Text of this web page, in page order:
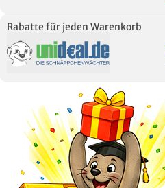
Rabatte für jeden Warenkorb